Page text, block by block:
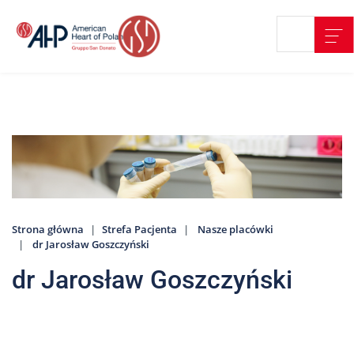
treści
Strefa
Pacjenta
O
nas
Marki
AHP
Strona główna Strefa Pacjenta
Nasze placówki
dr Jarosław Goszczyński
dr Jarosław Goszczyński